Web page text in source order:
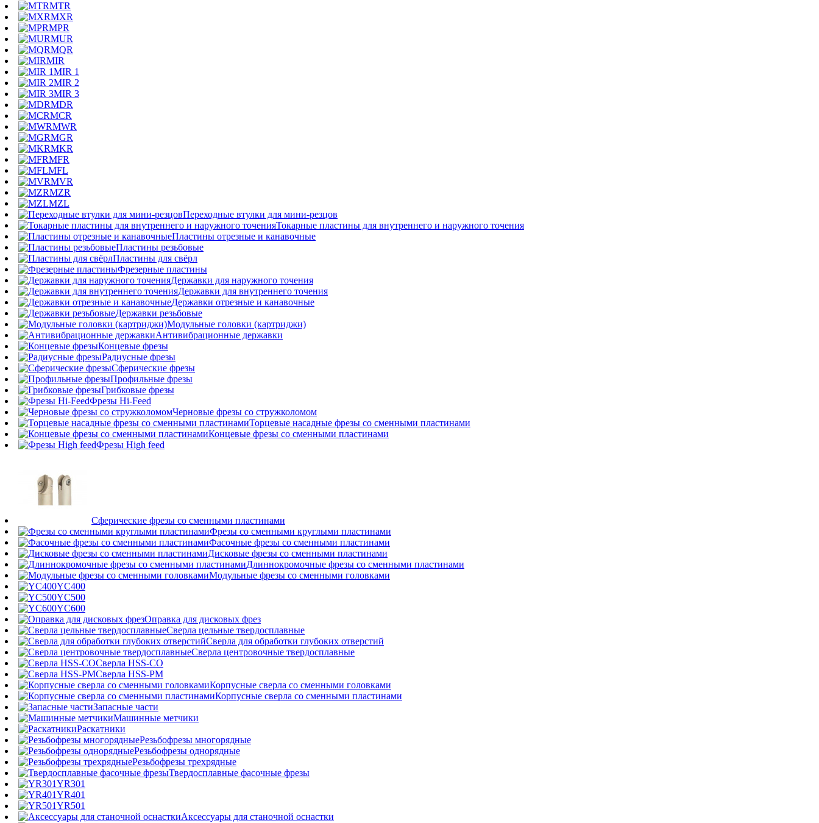
MTR
MXR
MPR
MUR
MQR
MIR
MIR 1
MIR 2
MIR 3
MDR
MCR
MWR
MGR
MKR
MFR
MFL
MVR
MZR
MZL
Переходные втулки для мини-резцов
Токарные пластины для внутреннего и наружного точения
Пластины отрезные и канавочные
Пластины резьбовые
Пластины для свёрл
Фрезерные пластины
Державки для наружного точения
Державки для внутреннего точения
Державки отрезные и канавочные
Державки резьбовые
Модульные головки (картриджи)
Антивибрационные державки
Концевые фрезы
Радиусные фрезы
Сферические фрезы
Профильные фрезы
Грибковые фрезы
Фрезы Hi-Feed
Черновые фрезы со стружколомом
Торцевые насадные фрезы со сменными пластинами
Концевые фрезы со сменными пластинами
Фрезы High feed
Сферические фрезы со сменными пластинами
Фрезы со сменными круглыми пластинами
Фасочные фрезы со сменными пластинами
Дисковые фрезы со сменными пластинами
Длиннокромочные фрезы со сменными пластинами
Модульные фрезы со сменными головками
YC400
YC500
YC600
Оправка для дисковых фрез
Сверла цельные твердосплавные
Сверла для обработки глубоких отверстий
Сверла центровочные твердосплавные
Сверла HSS-CO
Сверла HSS-PM
Корпусные сверла со сменными головками
Корпусные сверла со сменными пластинами
Запасные части
Машинные метчики
Раскатники
Резьбофрезы многорядные
Резьбофрезы однорядные
Резьбофрезы трехрядные
Твердосплавные фасочные фрезы
YR301
YR401
YR501
Аксессуары для станочной оснастки